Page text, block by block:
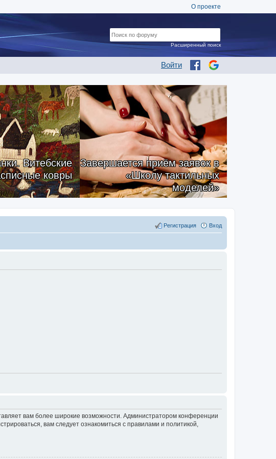
О проекте
Войти
Расширенный поиск
Витебские
ковры
Завершается приём заявок в
«Школу тактильных
моделей»
Вход
Регистрация
вам более широкие возможности. Администратором конференции
вам следует ознакомиться с правилами и политикой,